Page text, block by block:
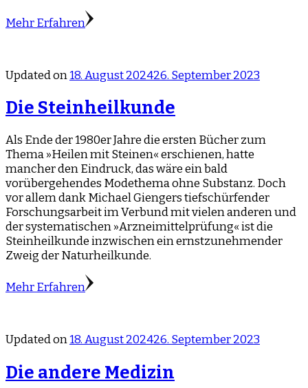
Mehr Erfahren
Updated on18. August 202426. September 2023
Die Steinheilkunde
Als Ende der 1980er Jahre die ersten Bücher zum
Thema »Heilen mit Steinen« erschienen, hatte
mancher den Eindruck, das wäre ein bald
vorübergehendes Modethema ohne Substanz. Doch
vor allem dank Michael Giengers tiefschürfender
Forschungsarbeit im Verbund mit vielen anderen und
der systematischen »Arzneimittelprüfung« ist die
Steinheilkunde inzwischen ein ernstzunehmender
Zweig der Naturheilkunde.
Mehr Erfahren
Updated on18. August 202426. September 2023
Die andere Medizin